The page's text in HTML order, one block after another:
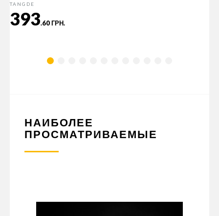
TANGDE
393.60 ГРН.
НАИБОЛЕЕ
ПРОСМАТРИВАЕМЫЕ